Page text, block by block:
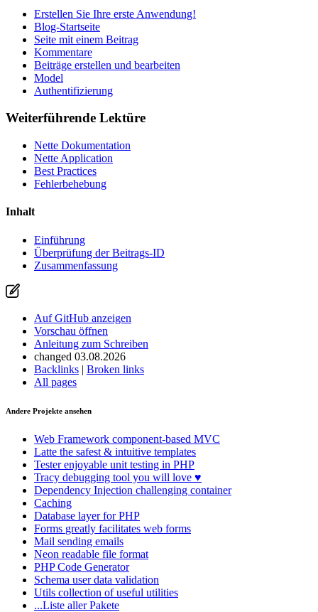
Haben Sie ein Problem auf dieser Seite gefunden?
Auf GitHub anzeigen
Vorschau öffnen
Ein Problem mit dieser Seite auf GitHub melden
Erstellen Sie Ihre erste Anwendung!
Blog-Startseite
Seite mit einem Beitrag
Kommentare
Beiträge erstellen und bearbeiten
Model
Authentifizierung
Weiterführende Lektüre
Nette Dokumentation
Nette Application
Best Practices
Fehlerbehebung
Inhalt
Einführung
Überprüfung der Beitrags-ID
Zusammenfassung
Auf GitHub anzeigen
Vorschau öffnen
Anleitung zum Schreiben
changed 03.08.2026
Backlinks | Broken links
All pages
Andere Projekte ansehen
Web Framework component-based MVC
Latte the safest & intuitive templates
Testerenjoyable unit testing in PHP
Tracy debugging tool you will love ♥
Dependency Injection challenging container
Caching
Database layer for PHP
Forms greatly facilitates web forms
Mail sending emails
Neon readable file format
PHP Code Generator
Schema user data validation
Utils collection of useful utilities
...Liste aller Pakete